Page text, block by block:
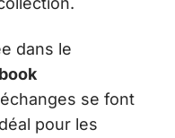
dans le
se font
pour les